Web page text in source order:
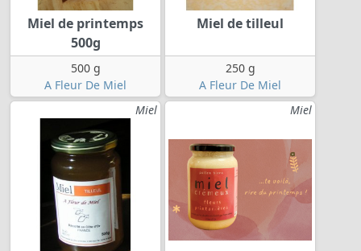
Miel de printemps
500g
500 g
A Fleur De Miel
Miel de tilleul
250 g
A Fleur De Miel
Miel
Miel